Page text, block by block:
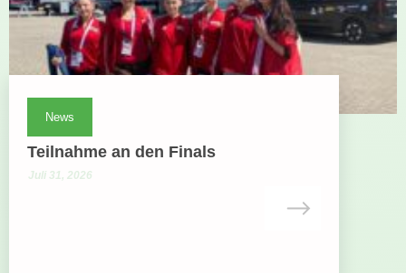
News
Teilnahme an den Finals
Juli 31, 2026